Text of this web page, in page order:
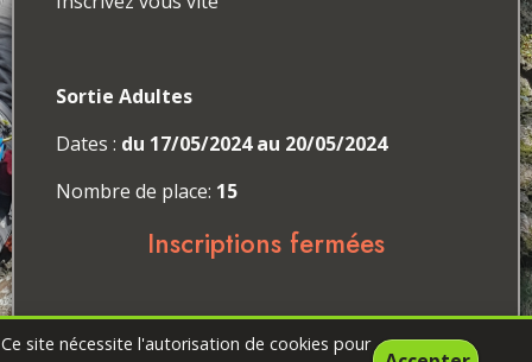
Sortie Adultes
Dates : du 17/05/2024 au 20/05/2024
Nombre de place: 15
Inscriptions fermées
Ce site nécessite l'autorisation de cookies pour